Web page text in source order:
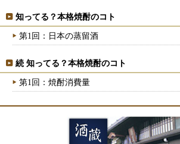
知ってる？本格焼酎のコト
第1回：日本の蒸留酒
続 知ってる？本格焼酎のコト
第1回：焼酎消費量